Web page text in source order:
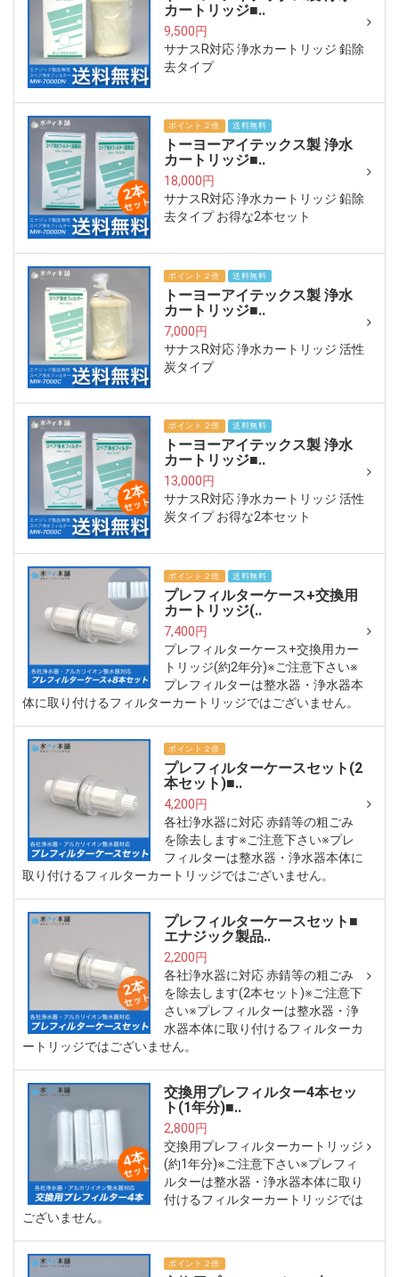
カートリッジ■..
9,500円
サナスR対応 浄水カートリッジ 鉛除
去タイプ
ポイント２倍 送料無料
トーヨーアイテックス製 浄水
カートリッジ■..
18,000円
サナスR対応 浄水カートリッジ 鉛除
去タイプ お得な2本セット
ポイント２倍 送料無料
トーヨーアイテックス製 浄水
カートリッジ■..
7,000円
サナスR対応 浄水カートリッジ 活性
炭タイプ
ポイント２倍 送料無料
トーヨーアイテックス製 浄水
カートリッジ■..
13,000円
サナスR対応 浄水カートリッジ 活性
炭タイプ お得な2本セット
ポイント２倍 送料無料
プレフィルターケース+交換用
カートリッジ(..
7,400円
プレフィルターケース+交換用カー
トリッジ(約2年分)※ご注意下さい※
プレフィルターは整水器・浄水器本
体に取り付けるフィルターカートリッジではございません。
ポイント２倍
プレフィルターケースセット(2
本セット)■..
4,200円
各社浄水器に対応 赤錆等の粗ごみ
を除去します※ご注意下さい※プレ
フィルターは整水器・浄水器本体に
取り付けるフィルターカートリッジではございません。
プレフィルターケースセット■
エナジック製品..
2,200円
各社浄水器に対応 赤錆等の粗ごみ
を除去します(2本セット)※ご注意下
さい※プレフィルターは整水器・浄
水器本体に取り付けるフィルターカ
ートリッジではございません。
交換用プレフィルター4本セッ
ト(1年分)■..
2,800円
交換用プレフィルターカートリッジ
(約1年分)※ご注意下さい※プレフィ
ルターは整水器・浄水器本体に取り
付けるフィルターカートリッジでは
ございません。
ポイント２倍